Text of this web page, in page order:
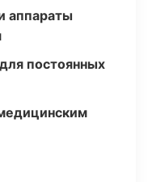
аппараты
постоянных